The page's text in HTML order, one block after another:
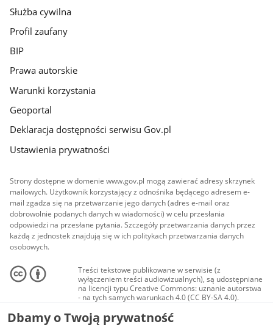
Służba cywilna
Profil zaufany
BIP
Prawa autorskie
Warunki korzystania
Geoportal
Deklaracja dostępności serwisu Gov.pl
Ustawienia prywatności
Strony dostępne w domenie www.gov.pl mogą zawierać adresy skrzynek
mailowych. Użytkownik korzystający z odnośnika będącego adresem e-
mail zgadza się na przetwarzanie jego danych (adres e-mail oraz
dobrowolnie podanych danych w wiadomości) w celu przesłania
odpowiedzi na przesłane pytania. Szczegóły przetwarzania danych przez
każdą z jednostek znajdują się w ich politykach przetwarzania danych
osobowych.
Treści tekstowe publikowane w serwisie (z
wyłączeniem treści audiowizualnych), są udostępniane
na licencji typu Creative Commons: uznanie autorstwa
- na tych samych warunkach 4.0 (CC BY-SA 4.0).
Materiały audiowizualne, w tym zdjęcia, materiały
audio i wideo, są udostępniane na licencji typu
Creative Commons: uznanie autorstwa użycie
Dbamy o Twoją prywatność